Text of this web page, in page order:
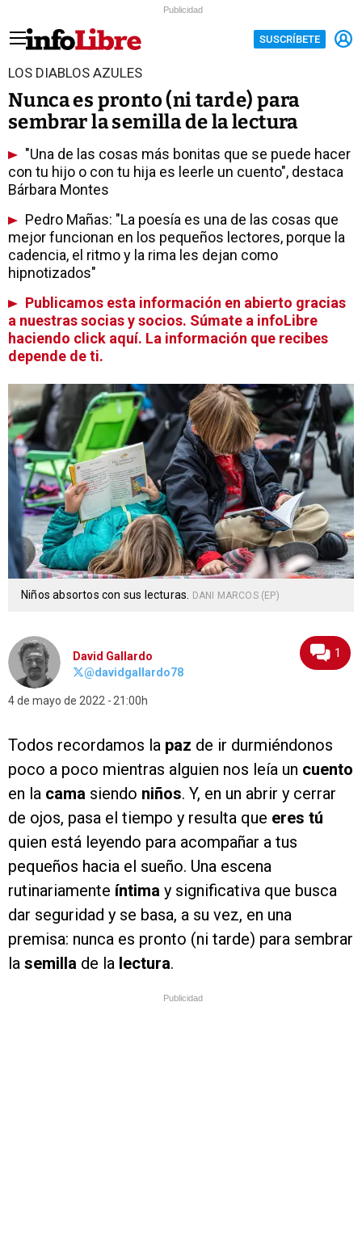
Publicidad
SUSCRÍBETE
LOS DIABLOS AZULES
Nunca es pronto (ni tarde) para
sembrar la semilla de la lectura
"Una de las cosas más bonitas que se puede hacer
con tu hijo o con tu hija es leerle un cuento", destaca
Bárbara Montes
Pedro Mañas: "La poesía es una de las cosas que
mejor funcionan en los pequeños lectores, porque la
cadencia, el ritmo y la rima les dejan como
hipnotizados"
Publicamos esta información en abierto gracias
a nuestras socias y socios. Súmate a infoLibre
haciendo click aquí. La información que recibes
depende de ti.
Niños absortos con sus lecturas. DANI MARCOS (EP)
David Gallardo
@davidgallardo78
4 de mayo de 2022 21:00h
1
Todos recordamos la paz de ir durmiéndonos
poco a poco mientras alguien nos leía un cuento
en la cama siendo niños. Y, en un abrir y cerrar
de ojos, pasa el tiempo y resulta que eres tú
quien está leyendo para acompañar a tus
pequeños hacia el sueño. Una escena
rutinariamente íntima y significativa que busca
dar seguridad y se basa, a su vez, en una
premisa: nunca es pronto (ni tarde) para sembrar
la semilla de la lectura.
Publicidad